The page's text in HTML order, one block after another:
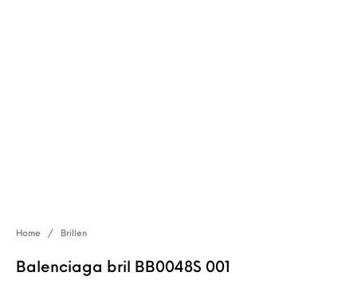
Home / Brillen
Balenciaga bril BB0048S 001